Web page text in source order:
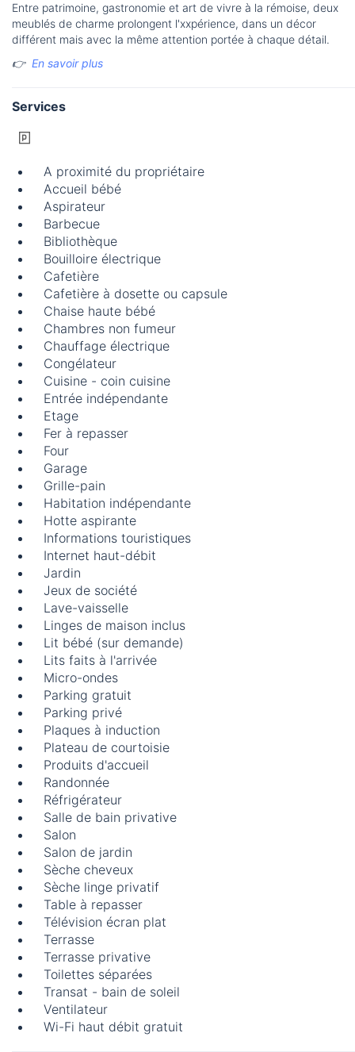
Entre patrimoine, gastronomie et art de vivre à la rémoise, deux
meublés de charme prolongent l'xxpérience, dans un décor
différent mais avec la même attention portée à chaque détail.
👉 En savoir plus
Services
A proximité du propriétaire
Accueil bébé
Aspirateur
Barbecue
Bibliothèque
Bouilloire électrique
Cafetière
Cafetière à dosette ou capsule
Chaise haute bébé
Chambres non fumeur
Chauffage électrique
Congélateur
Cuisine - coin cuisine
Entrée indépendante
Etage
Fer à repasser
Four
Garage
Grille-pain
Habitation indépendante
Hotte aspirante
Informations touristiques
Internet haut-débit
Jardin
Jeux de société
Lave-vaisselle
Linges de maison inclus
Lit bébé (sur demande)
Lits faits à l'arrivée
Micro-ondes
Parking gratuit
Parking privé
Plaques à induction
Plateau de courtoisie
Produits d'accueil
Randonnée
Réfrigérateur
Salle de bain privative
Salon
Salon de jardin
Sèche cheveux
Sèche linge privatif
Table à repasser
Télévision écran plat
Terrasse
Terrasse privative
Toilettes séparées
Transat - bain de soleil
Ventilateur
Wi-Fi haut débit gratuit